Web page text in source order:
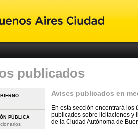
publicados
PÚBLICA
Avisos publicados en
En esta sección encontrará los
publicados sobre licitaciones y
de la Ciudad Autónoma de